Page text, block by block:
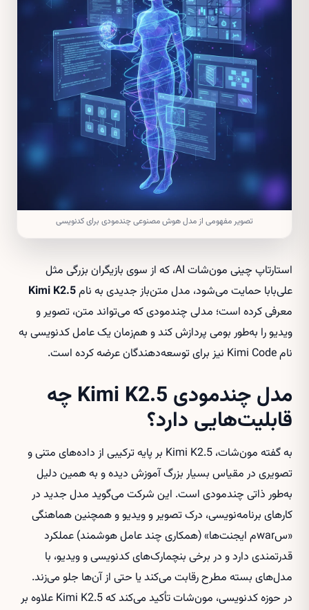
تصویر مفهومی از مدل هوش مصنوعی چندمودی برای کدنویسی
استارتاپ چینی مون‌شات AI، که از سوی بازیگران بزرگی مثل
علی‌بابا حمایت می‌شود، مدل متن‌باز جدیدی به نامKimi K2.5
معرفی کرده است؛ مدلی چندمودی که می‌تواند متن، تصویر و
ویدیو را به‌طور بومی پردازش کند و هم‌زمان یک عامل کدنویسی به
نام Kimi Code نیز برای توسعه‌دهندگان عرضه کرده است.
مدل چندمودی Kimi K2.5 چه
قابلیت‌هایی دارد؟
به گفته مون‌شات، Kimi K2.5 بر پایه ترکیبی از داده‌های متنی و
تصویری در مقیاس بسیار بزرگ آموزش دیده و به همین دلیل
به‌طور ذاتی چندمودی است. این شرکت می‌گوید مدل جدید در
کارهای برنامه‌نویسی، درک تصویر و ویدیو و همچنین هماهنگی
«سwarم ایجنت‌ها» (همکاری چند عامل هوشمند) عملکرد
قدرتمندی دارد و در برخی بنچمارک‌های کدنویسی و ویدیو، با
مدل‌های بسته مطرح رقابت می‌کند یا حتی از آن‌ها جلو می‌زند.
در حوزه کدنویسی، مون‌شات تأکید می‌کند که Kimi K2.5 علاوه بر